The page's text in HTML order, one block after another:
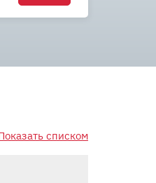
списком